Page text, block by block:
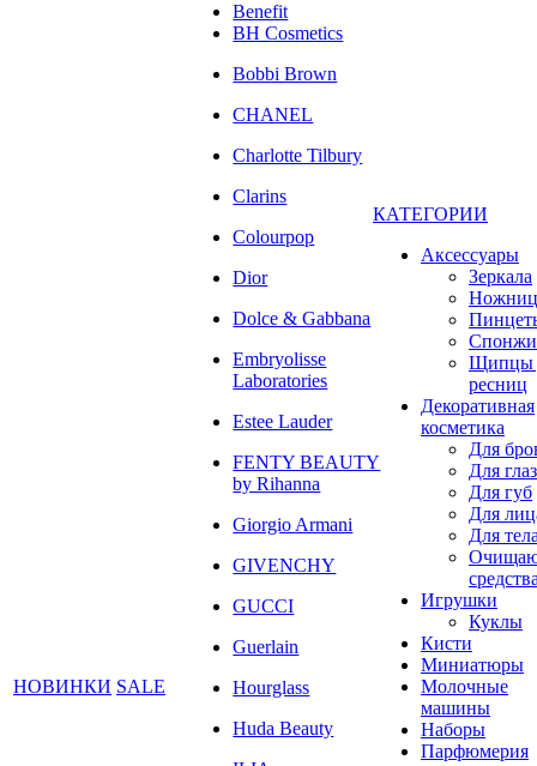
НОВИНКИ SALE
Benefit
BH Cosmetics
Bobbi Brown
CHANEL
Charlotte Tilbury
Clarins
Colourpop
Dior
Dolce & Gabbana
Embryolisse
Laboratories
Estee Lauder
FENTY BEAUTY
by Rihanna
Giorgio Armani
GIVENCHY
GUCCI
Guerlain
Hourglass
Huda Beauty
КАТЕГОРИИ
Аксессуары
Зеркала
Спонжи
Щипцы
ресниц
Декоративная
косметика
Для
Для глаз
Для губ
Для
Для
Игрушки
Куклы
Кисти
Миниатюры
Молочные
машины
Наборы
Парфюмерия